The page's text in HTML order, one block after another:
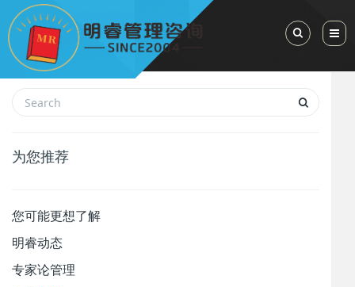
Toggle
为您推荐
您可能更想了解
明睿动态
专家论管理